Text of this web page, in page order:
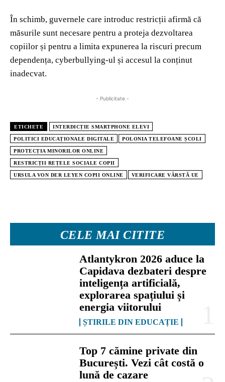
CELE MAI CITITE
Atlantykron 2026 aduce la
Capidava dezbateri despre
inteligența artificială,
explorarea spațiului și
energia viitorului
ȘTIRILE DIN EDUCAȚIE
Top 7 cămine private din
București. Vezi cât costă o
lună de cazare
În schimb, guvernele care introduc restricții afirmă că
măsurile sunt necesare pentru a proteja dezvoltarea
copiilor și pentru a limita expunerea la riscuri precum
dependența, cyberbullying-ul și accesul la conținut
inadecvat.
- Publicitate -
ETICHETE INTERDICȚIE SMARTPHONE ELEVI
POLITICI EDUCAȚIONALE DIGITALE POLONIA TELEFOANE ȘCOLI
PROTECȚIA MINORILOR ONLINE
RESTRICȚII REȚELE SOCIALE COPII
URSULA VON DER LEYEN COPII ONLINE VERIFICARE VÂRSTĂ UE